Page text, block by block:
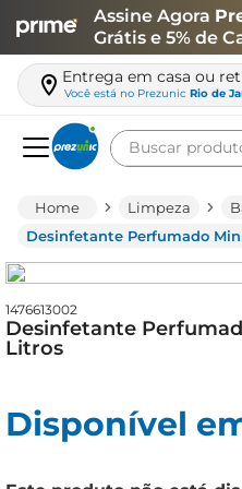
Assine Agora
Grátis e 5% de
Entrega em casa ou
Você está no Prezunic Rio de
Buscar
Limpeza
Desinfetante Perfumado
1476613002
Desinfetante
Litros
Disponível
leite
queijo
azeite